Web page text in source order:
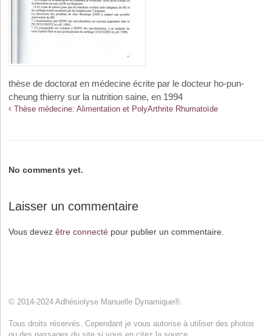
thèse de doctorat en médecine écrite par le docteur ho-pun-
cheung thierry sur la nutrition saine, en 1994
Thèse médecine: Alimentation et PolyArthrite Rhumatoïde
No comments yet.
Laisser un commentaire
Vous devez être connecté pour publier un commentaire.
© 2014-2024 Adhésiolyse Manuelle Dynamique®.
Tous droits réservés. Cependant je vous autorise à utiliser des photos